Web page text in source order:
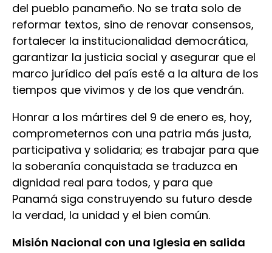
del pueblo panameño. No se trata solo de
reformar textos, sino de renovar consensos,
fortalecer la institucionalidad democrática,
garantizar la justicia social y asegurar que el
marco jurídico del país esté a la altura de los
tiempos que vivimos y de los que vendrán.
Honrar a los mártires del 9 de enero es, hoy,
comprometernos con una patria más justa,
participativa y solidaria; es trabajar para que
la soberanía conquistada se traduzca en
dignidad real para todos, y para que
Panamá siga construyendo su futuro desde
la verdad, la unidad y el bien común.
Misión Nacional con una Iglesia en salida